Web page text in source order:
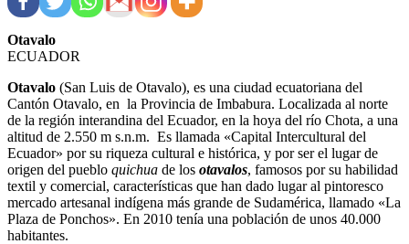
Otavalo
ECUADOR
Otavalo (San Luis de Otavalo), es una ciudad ecuatoriana del
Cantón Otavalo, en la Provincia de Imbabura. Localizada al norte
de la región interandina del Ecuador, en la hoya del río Chota, a una
altitud de 2.550 m s.n.m. Es llamada «Capital Intercultural del
Ecuador» por su riqueza cultural e histórica, y por ser el lugar de
origen del pueblo quichua de los otavalos, famosos por su habilidad
textil y comercial, características que han dado lugar al pintoresco
mercado artesanal indígena más grande de Sudamérica, llamado «La
Plaza de Ponchos». En 2010 tenía una población de unos 40.000
habitantes.